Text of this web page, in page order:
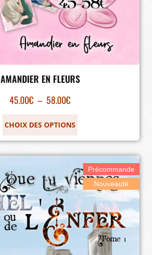
AMANDIER EN FLEURS
45.00€ – 58.00€
CHOIX DES OPTIONS
Précommande
Nouveauté